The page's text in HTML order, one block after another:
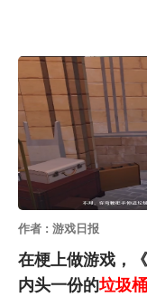
作者 : 游戏日报
在梗上做游戏，
内头一份的垃圾桶